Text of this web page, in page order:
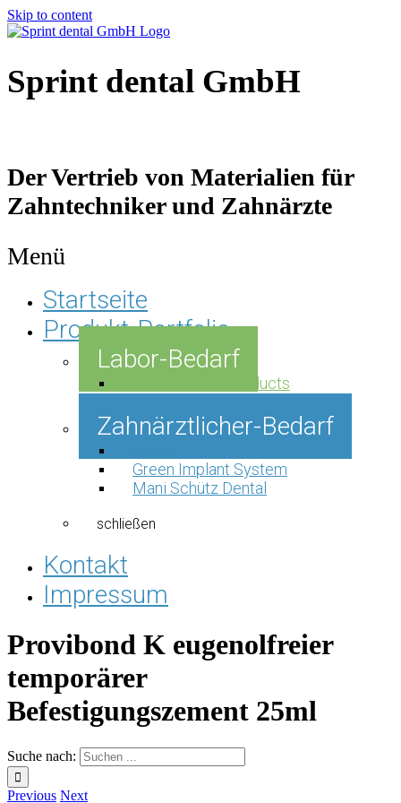
Skip to content
Sprint dental GmbH
Der Vertrieb von Materialien für
Zahntechniker und Zahnärzte
Menü
Startseite
Produkt-Portfolio
Labor-Bedarf
Gebdi Dental Products
Zahnärztlicher-Bedarf
Green Implant System
Mani Schütz Dental
schließen
Kontakt
Impressum
Provibond K eugenolfreier
temporärer
Befestigungszement 25ml
Suche nach:
Previous Next